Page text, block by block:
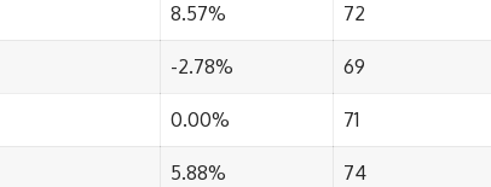
8.57% 72
-2.78% 69
0.00% 71
5.88% 74